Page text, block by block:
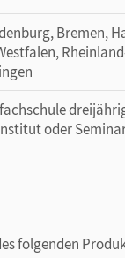
Bremen,
oder
folgenden